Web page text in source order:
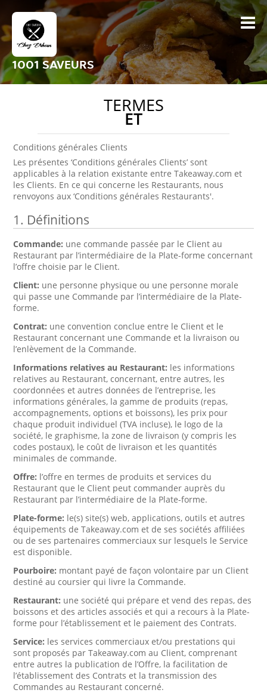
1001 SAVEURS
TERMES
ET
Conditions générales Clients
Les présentes ‘Conditions générales Clients’ sont
applicables à la relation existante entre Takeaway.com et
les Clients. En ce qui concerne les Restaurants, nous
renvoyons aux ‘Conditions générales Restaurants'.
1. Définitions
Commande: une commande passée par le Client au
Restaurant par l’intermédiaire de la Plate-forme concernant
l’offre choisie par le Client.
Client: une personne physique ou une personne morale
qui passe une Commande par l’intermédiaire de la Plate-
forme.
Contrat: une convention conclue entre le Client et le
Restaurant concernant une Commande et la livraison ou
l’enlèvement de la Commande.
Informations relatives au Restaurant: les informations
relatives au Restaurant, concernant, entre autres, les
coordonnées et autres données de l’entreprise, les
informations générales, la gamme de produits (repas,
accompagnements, options et boissons), les prix pour
chaque produit individuel (TVA incluse), le logo de la
société, le graphisme, la zone de livraison (y compris les
codes postaux), le coût de livraison et les quantités
minimales de commande.
Offre: l’offre en termes de produits et services du
Restaurant que le Client peut commander auprès du
Restaurant par l’intermédiaire de la Plate-forme.
Plate-forme: le(s) site(s) web, applications, outils et autres
équipements de Takeaway.com et de ses sociétés affiliées
ou de ses partenaires commerciaux sur lesquels le Service
est disponible.
Pourboire: montant payé de façon volontaire par un Client
destiné au coursier qui livre la Commande.
Restaurant: une société qui prépare et vend des repas, des
boissons et des articles associés et qui a recours à la Plate-
forme pour l’établissement et le paiement des Contrats.
Service: les services commerciaux et/ou prestations qui
sont proposés par Takeaway.com au Client, comprenant
entre autres la publication de l’Offre, la facilitation de
l’établissement des Contrats et la transmission des
Commandes au Restaurant concerné.